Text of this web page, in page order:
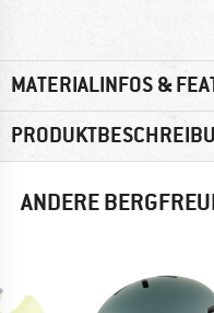
MATERIALINFOS &
ANDERE